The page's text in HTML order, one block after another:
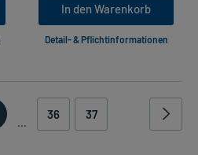
In den Warenkorb
Detail- & Pflichtinformationen
...
36 37